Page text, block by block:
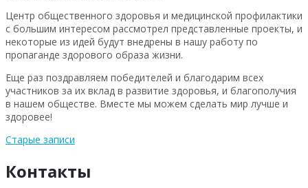
Центр общественного здоровья и медицинской профилактики
с большим интересом рассмотрел представленные проекты, и
некоторые из идей будут внедрены в нашу работу по
пропаганде здорового образа жизни.
Еще раз поздравляем победителей и благодарим всех
участников за их вклад в развитие здоровья, и благополучия
в нашем обществе. Вместе мы можем сделать мир лучше и
здоровее!
Старые записи
Контакты